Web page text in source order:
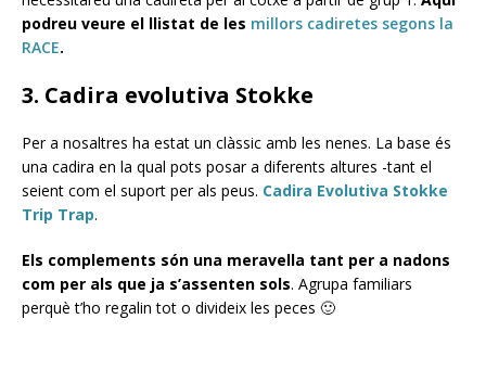
podreu veure el llistat de les millors cadiretes segons la
RACE.
3. Cadira evolutiva Stokke
Per a nosaltres ha estat un clàssic amb les nenes. La base és
una cadira en la qual pots posar a diferents altures -tant el
seient com el suport per als peus. Cadira Evolutiva Stokke
Trip Trap.
Els complements són una meravella tant per a nadons
com per als que ja s’assenten sols. Agrupa familiars
perquè t’ho regalin tot o divideix les peces 🙂